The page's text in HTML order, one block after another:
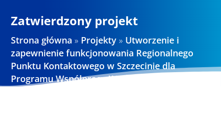
Projekty
Aktualności
Zatwierdzony projekt
Strona główna » Projekty » Utworzenie i
zapewnienie funkcjonowania Regionalnego
Punktu Kontaktowego w Szczecinie dla
Programu Współpracy INTERREG V A